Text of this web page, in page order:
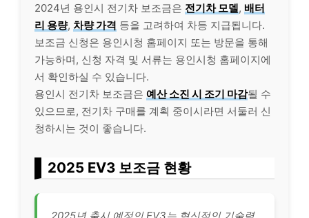
2024년 용인시 전기차 보조금은 전기차 모델, 배터
리 용량, 차량 가격 등을 고려하여 차등 지급됩니다.
보조금 신청은 용인시청 홈페이지 또는 방문을 통해
가능하며, 신청 자격 및 서류는 용인시청 홈페이지에
서 확인하실 수 있습니다.
용인시 전기차 보조금은 예산 소진 시 조기 마감될 수
있으므로, 전기차 구매를 계획 중이시라면 서둘러 신
청하시는 것이 좋습니다.
2025 EV3 보조금 현황